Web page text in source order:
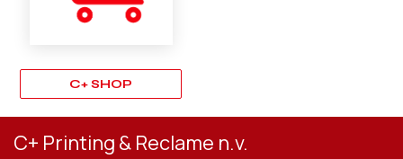
C+ SHOP
C+ Printing & Reclame n.v.